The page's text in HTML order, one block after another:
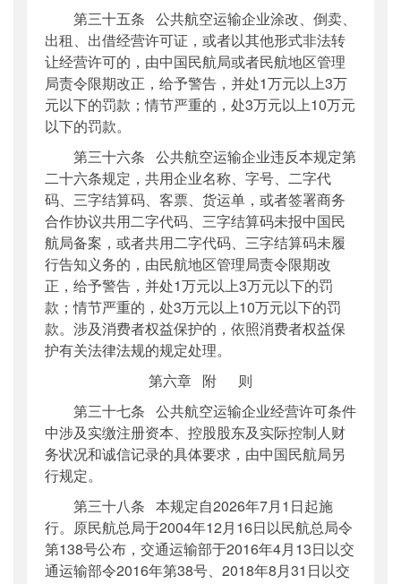
第三十五条 公共航空运输企业涂改、倒卖、
出租、出借经营许可证，或者以其他形式非法转
让经营许可的，由中国民航局或者民航地区管理
局责令限期改正，给予警告，并处1万元以上3万
元以下的罚款；情节严重的，处3万元以上10万元
以下的罚款。
第三十六条 公共航空运输企业违反本规定第
二十六条规定，共用企业名称、字号、二字代
码、三字结算码、客票、货运单，或者签署商务
合作协议共用二字代码、三字结算码未报中国民
航局备案，或者共用二字代码、三字结算码未履
行告知义务的，由民航地区管理局责令限期改
正，给予警告，并处1万元以上3万元以下的罚
款；情节严重的，处3万元以上10万元以下的罚
款。涉及消费者权益保护的，依照消费者权益保
护有关法律法规的规定处理。
第六章 附 则
第三十七条 公共航空运输企业经营许可条件
中涉及实缴注册资本、控股股东及实际控制人财
务状况和诚信记录的具体要求，由中国民航局另
行规定。
第三十八条 本规定自2026年7月1日起施
行。原民航总局于2004年12月16日以民航总局令
第138号公布，交通运输部于2016年4月13日以交
通运输部令2016年第38号、2018年8月31日以交